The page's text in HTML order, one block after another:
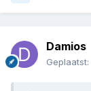
Damios
Geplaatst: